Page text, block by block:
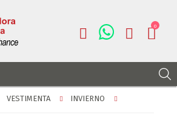
0
VESTIMENTA INVIERNO